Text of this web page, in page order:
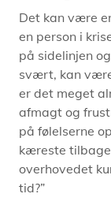
Det kan være
en person i
på sidelinjen
svært, kan
er det meget
afmagt og
på følelserne
kæreste
overhovedet
tid?”